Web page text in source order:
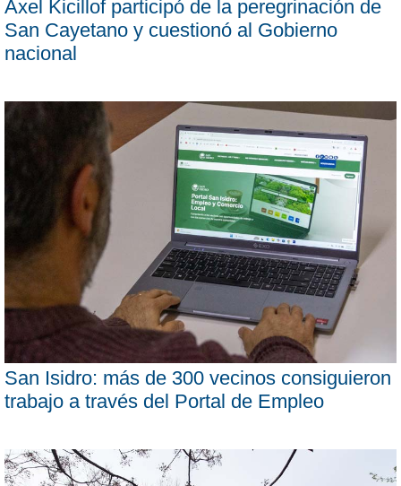
Axel Kicillof participó de la peregrinación de
San Cayetano y cuestionó al Gobierno
nacional
San Isidro: más de 300 vecinos consiguieron
trabajo a través del Portal de Empleo